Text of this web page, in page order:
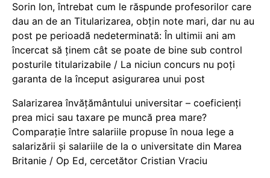
Sorin Ion, întrebat cum le răspunde profesorilor care
dau an de an Titularizarea, obțin note mari, dar nu au
post pe perioadă nedeterminată: În ultimii ani am
încercat să ținem cât se poate de bine sub control
posturile titularizabile / La niciun concurs nu poți
garanta de la început asigurarea unui post
Salarizarea învățământului universitar – coeficienți
prea mici sau taxare pe muncă prea mare?
Comparație între salariile propuse în noua lege a
salarizării și salariile de la o universitate din Marea
Britanie / Op Ed, cercetător Cristian Vraciu